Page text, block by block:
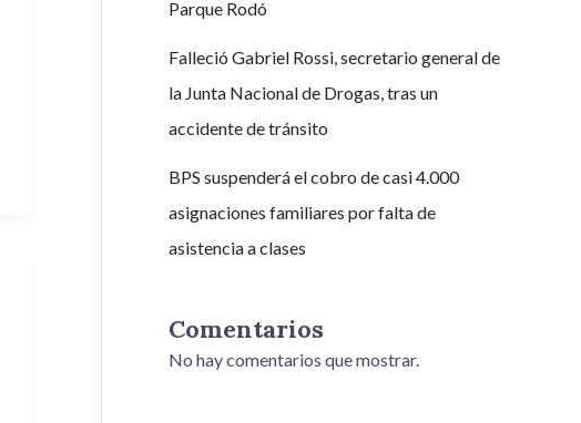
Parque Rodó
Falleció Gabriel Rossi, secretario general de
la Junta Nacional de Drogas, tras un
accidente de tránsito
BPS suspenderá el cobro de casi 4.000
asignaciones familiares por falta de
asistencia a clases
Comentarios
No hay comentarios que mostrar.